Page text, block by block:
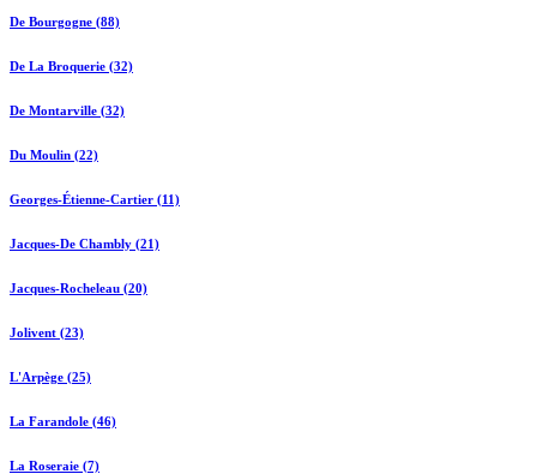
De Bourgogne (88)
De La Broquerie (32)
De Montarville (32)
Du Moulin (22)
Georges-Étienne-Cartier (11)
Jacques-De Chambly (21)
Jacques-Rocheleau (20)
Jolivent (23)
L'Arpège (25)
La Farandole (46)
La Roseraie (7)